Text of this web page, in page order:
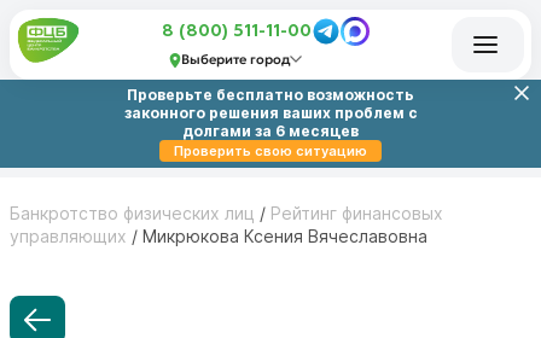
8 (800) 511-11-00
Выберите город
Проверьте бесплатно возможность
законного решения ваших проблем с
долгами за 6 месяцев
Проверить свою ситуацию
Банкротство физических лиц / Рейтинг финансовых
управляющих / Микрюкова Ксения Вячеславовна